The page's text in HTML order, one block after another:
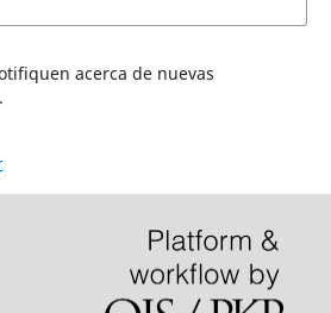
acerca de nuevas